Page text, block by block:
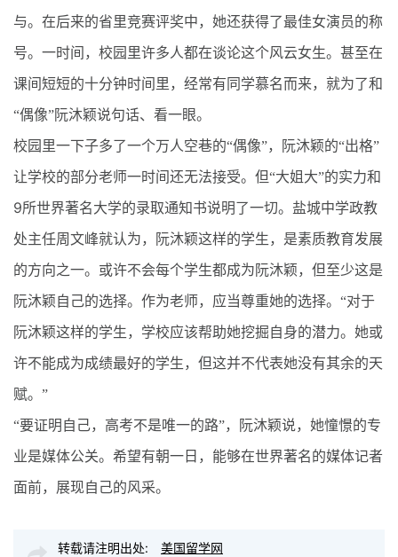
与。在后来的省里竞赛评奖中，她还获得了最佳女演员的称
号。一时间，校园里许多人都在谈论这个风云女生。甚至在
课间短短的十分钟时间里，经常有同学慕名而来，就为了和
“偶像”阮沐颖说句话、看一眼。
校园里一下子多了一个万人空巷的“偶像”，阮沐颖的“出格”
让学校的部分老师一时间还无法接受。但“大姐大”的实力和
9所世界著名大学的录取通知书说明了一切。盐城中学政教
处主任周文峰就认为，阮沐颖这样的学生，是素质教育发展
的方向之一。或许不会每个学生都成为阮沐颖，但至少这是
阮沐颖自己的选择。作为老师，应当尊重她的选择。“对于
阮沐颖这样的学生，学校应该帮助她挖掘自身的潜力。她或
许不能成为成绩最好的学生，但这并不代表她没有其余的天
赋。”
“要证明自己，高考不是唯一的路”，阮沐颖说，她憧憬的专
业是媒体公关。希望有朝一日，能够在世界著名的媒体记者
面前，展现自己的风采。
转载请注明出处:
美国留学网